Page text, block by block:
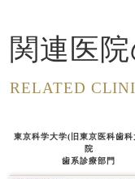
関連医
RELATED
東京科学大学(旧東京医科歯科
院
歯系診療部門